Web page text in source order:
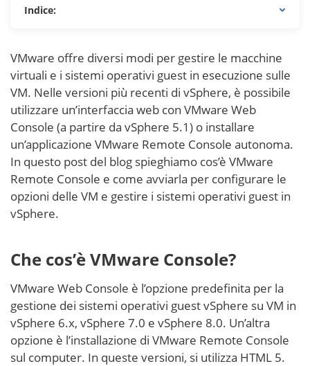
Indice:
VMware offre diversi modi per gestire le macchine
virtuali e i sistemi operativi guest in esecuzione sulle
VM. Nelle versioni più recenti di vSphere, è possibile
utilizzare un’interfaccia web con VMware Web
Console (a partire da vSphere 5.1) o installare
un’applicazione VMware Remote Console autonoma.
In questo post del blog spieghiamo cos’è VMware
Remote Console e come avviarla per configurare le
opzioni delle VM e gestire i sistemi operativi guest in
vSphere.
Che cos’è VMware Console?
VMware Web Console è l’opzione predefinita per la
gestione dei sistemi operativi guest vSphere su VM in
vSphere 6.x, vSphere 7.0 e vSphere 8.0. Un’altra
opzione è l’installazione di VMware Remote Console
sul computer. In queste versioni, si utilizza HTML 5.